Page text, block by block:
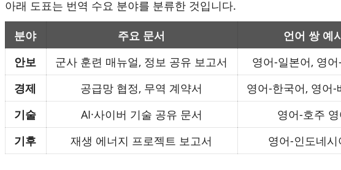
아래 도표는 번역 수요 분야를 분류한 것입니다.
분야 주요 문서 언어 쌍 예
안보
군사 훈련 매뉴얼, 정보 공유 보고서 영어-일본어, 영어-
경제
공급망 협정, 무역 계약서 영어-한국어, 영어-
기술
AI·사이버 기술 공유 문서 영어-호주 영
기후
재생 에너지 프로젝트 보고서 영어-인도네시